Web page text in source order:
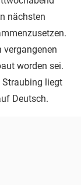
nächsten
vergangenen
worden sei.
Straubing liegt
Deutsch.